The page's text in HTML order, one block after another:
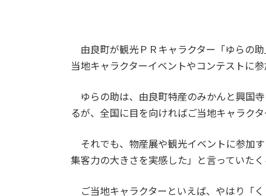
由良町が観光ＰＲキャラクター「ゆらの
当地キャラクターイベントやコンテストに参
ゆらの助は、由良町特産のみかんと興国
るが、全国に目を向ければご当地キャラク
それでも、物産展や観光イベントに参加
集客力の大きさを実感した」と言っていたく
ご当地キャラクターといえば、やはり「